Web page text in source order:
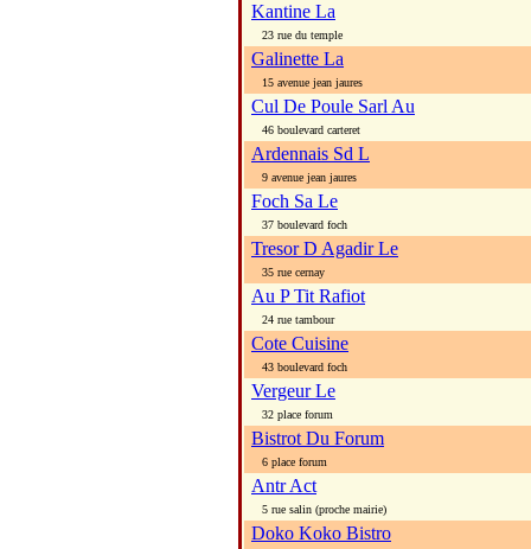
Kantine La
23 rue du temple
Galinette La
15 avenue jean jaures
Cul De Poule Sarl Au
46 boulevard carteret
Ardennais Sd L
9 avenue jean jaures
Foch Sa Le
37 boulevard foch
Tresor D Agadir Le
35 rue cernay
Au P Tit Rafiot
24 rue tambour
Cote Cuisine
43 boulevard foch
Vergeur Le
32 place forum
Bistrot Du Forum
6 place forum
Antr Act
5 rue salin (proche mairie)
Doko Koko Bistro